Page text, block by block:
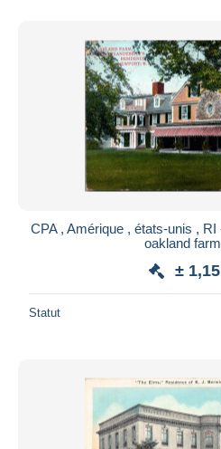
CPA , Amérique , états-unis ,
oakland
±
Statut